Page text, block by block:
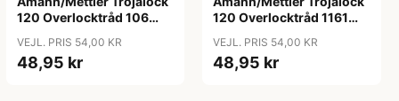
120 Overlocktråd 106
VEJL. PRIS 54,00 KR
48,95 kr
120 Overlocktråd 1161
VEJL. PRIS 54,00 KR
48,95 kr